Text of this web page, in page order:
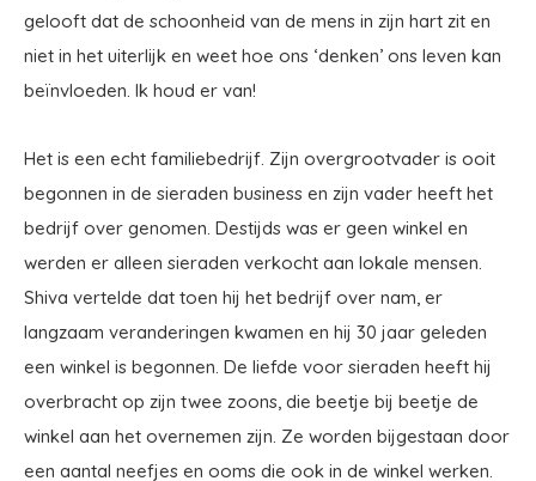
gelooft dat de schoonheid van de mens in zijn hart zit en
niet in het uiterlijk en weet hoe ons ‘denken’ ons leven kan
beïnvloeden. Ik houd er van!
Het is een echt familiebedrijf. Zijn overgrootvader is ooit
begonnen in de sieraden business en zijn vader heeft het
bedrijf over genomen. Destijds was er geen winkel en
werden er alleen sieraden verkocht aan lokale mensen.
Shiva vertelde dat toen hij het bedrijf over nam, er
langzaam veranderingen kwamen en hij 30 jaar geleden
een winkel is begonnen. De liefde voor sieraden heeft hij
overbracht op zijn twee zoons, die beetje bij beetje de
winkel aan het overnemen zijn. Ze worden bijgestaan door
een aantal neefjes en ooms die ook in de winkel werken.